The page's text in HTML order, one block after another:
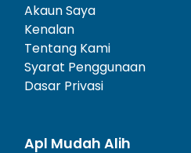
Akaun Saya
Kenalan
Tentang Kami
Syarat Penggunaan
Dasar Privasi
Apl Mudah Alih